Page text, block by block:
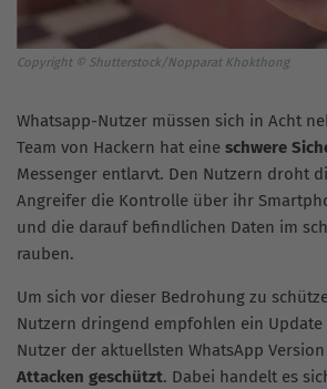
Copyright © Shutterstock/Nopparat Khokthong
Whatsapp-Nutzer müssen sich in Acht
Team von Hackern hat eine schwere
Messenger entlarvt. Den Nutzern droht
Angreifer die Kontrolle über ihr
und die darauf befindlichen Daten im
rauben.
Um sich vor dieser Bedrohung zu
Nutzern dringend empfohlen ein
Nutzer der aktuellsten WhatsApp
Attacken geschützt. Dabei handelt es